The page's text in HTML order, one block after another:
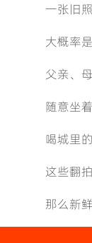
一张旧照
大概率是
父亲、母
随意坐着
喝城里的
这些翻拍
那么新鲜